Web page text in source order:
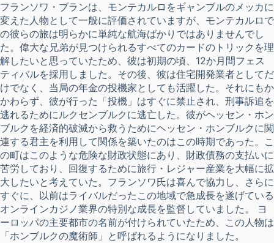
フランソワ・ブランは、モンテカルロをギャンブルのメッカに
変えた人物として一般に評価されていますが、モンテカルロで
の彼らの旅は明らかに単純な航海ばかりではありませんでし
た。偉大な兄弟が見つけられるすべてのカードのトリックを理
解したいと思っていたため、彼は初期の頃、12か月間フェス
ティバルを採用しました。その後、彼は住宅開発業者としてだ
けでなく、当局の年金の投機家としても活躍した。それにもか
かわらず、彼が行った「投機」はすぐに禁止され、刑事訴追を
逃れるためにルクセンブルクに逃亡した。彼がヘッセン・ホン
ブルクを経済的破滅から救うためにヘッセン・ホンブルクに関
連する君主を利用して関係を築いたのはこの時期であった。こ
の町はこのような危険な財政状態にあり、財政債務の支払いに
苦労しており、回復するために旅行・レジャー産業を大幅に拡
大したいと考えていた。フランソワ氏は喜んで協力し、さらに
すぐに、以前はライバルだったこの地域で急成長を遂げている
オンラインカジノ業界の特別な成長を監督していました。 ヨ
ーロッパの主要都市の名前が付けられていたため、この人物は
「ホンブルクの魔術師」と呼ばれるようになりました。